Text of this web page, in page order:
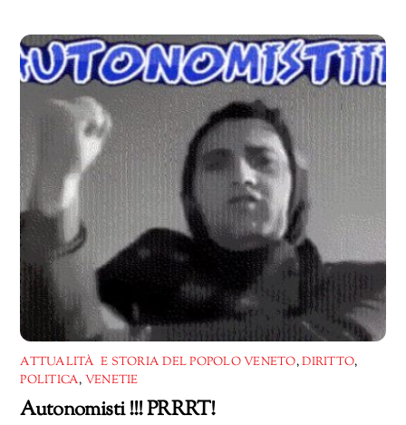
corso…
ATTUALITÀ E STORIA DEL POPOLO VENETO,DIRITTO,
POLITICA, VENETIE
Autonomisti !!! PRRRT!